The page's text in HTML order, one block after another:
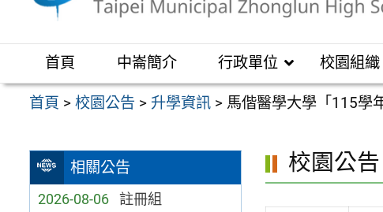
區
首頁 中崙簡介 行政單位 校園組織
首頁 >校園公告 > 升學資訊 > 馬偕醫學大學「115學
相關公告
2026-08-06 註冊組
校園公告